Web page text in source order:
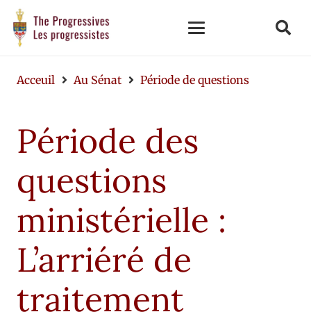
Acceuil Au Sénat Période de questions
Période des
questions
ministérielle :
L’arriéré de
traitement